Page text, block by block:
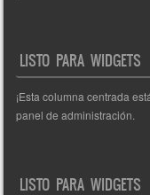
LISTO PARA WIDGETS
¡Esta columna centrada
panel de administración.
LISTO PARA WIDGETS